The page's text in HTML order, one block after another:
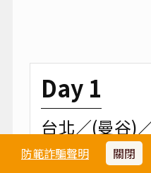
防範詐騙聲明 關閉
Day 1
台北／(曼谷)
【奧地利】